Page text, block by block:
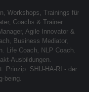
Workshops, Trainings für
Coachs & Trainer.
Agile Innovator &
Business Mediator,
Life Coach, NLP Coach.
Ausbildungen.
Prinzip: SHU-HA-RI - der
being.